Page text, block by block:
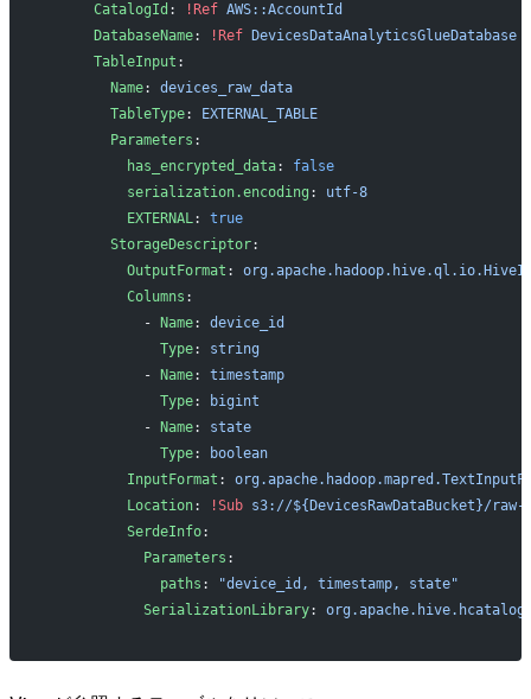
      CatalogId
: !Ref AWS::AccountId
      DatabaseName
: !Ref DevicesDataAnalyticsGlueDatabase
      TableInput
:
        Name
: devices_raw_data
        TableType
:
EXTERNAL_TABLE
        Parameters
:
          has_encrypted_data
: false
          serialization.encoding
: utf-8
          EXTERNAL
: true
        StorageDescriptor
:
          OutputFormat
:
          Columns
:
            -
Name: device_id
              Type
: string
            -
Name: timestamp
              Type
:
bigint
            -
Name: state
              Type
:
boolean
          InputFormat
:
          Location
: !Sub s3://${DevicesRawDataBucket}/raw-
          SerdeInfo
:
            Parameters
:
              paths
:
"device_id, timestamp, state"
            SerializationLibrary
: